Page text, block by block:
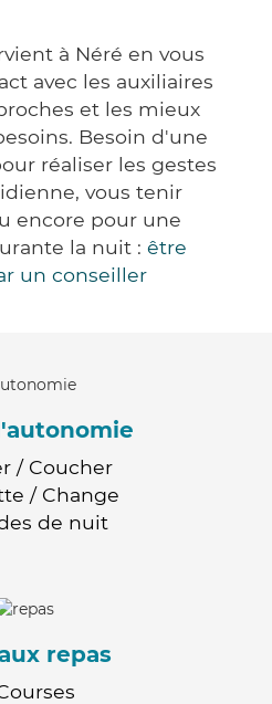
à Néré en vous
avec les auxiliaires
et les mieux
Besoin d'une
réaliser les gestes
vous tenir
encore pour une
la nuit : être
un conseiller
/ Coucher
/ Change
de nuit
repas